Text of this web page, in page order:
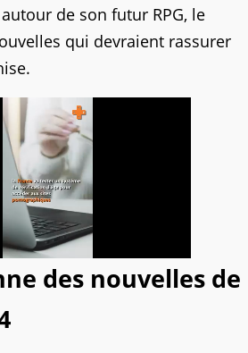
de son futur RPG, le
qui devraient rassurer
des nouvelles de